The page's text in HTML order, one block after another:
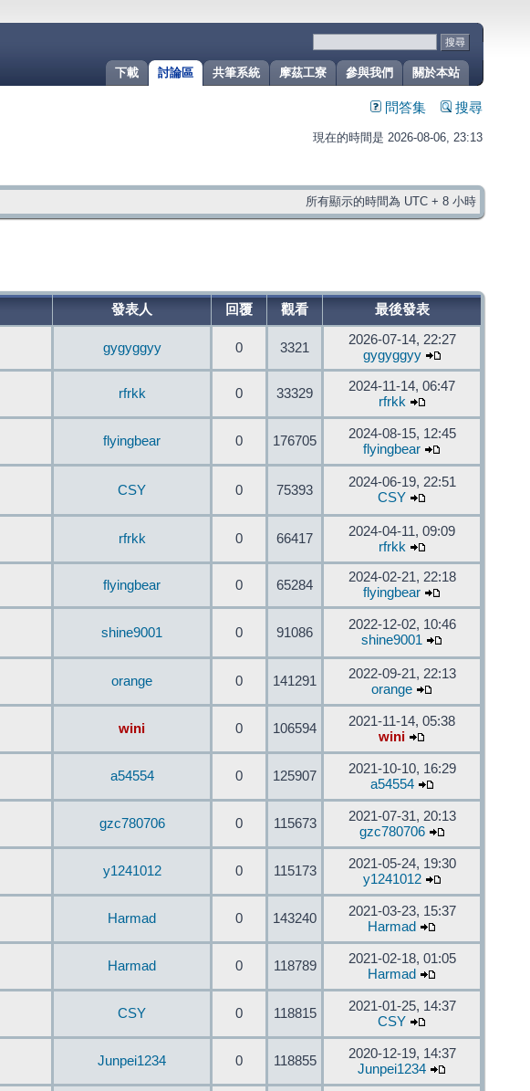
關於本站
參與我們
摩茲工寮
共筆系統
討論區
下載
問答集 搜尋
現在的時間是 2026-08-06, 23:13
所有顯示的時間為 UTC + 8 小時
發表人 回覆 觀看 最後發表
gygyggyy 0 3321
2026-07-14, 22:27
gygyggyy
rfrkk 0 33329
2024-11-14, 06:47
rfrkk
flyingbear 0 176705
2024-08-15, 12:45
flyingbear
CSY 0 75393
2024-06-19, 22:51
CSY
rfrkk 0 66417
2024-04-11, 09:09
rfrkk
flyingbear 0 65284
2024-02-21, 22:18
flyingbear
shine9001 0 91086
2022-12-02, 10:46
shine9001
orange 0 141291
2022-09-21, 22:13
orange
wini 0 106594
2021-11-14, 05:38
wini
a54554 0 125907
2021-10-10, 16:29
a54554
gzc780706 0 115673
2021-07-31, 20:13
gzc780706
y1241012 0 115173
2021-05-24, 19:30
y1241012
Harmad 0 143240
2021-03-23, 15:37
Harmad
Harmad 0 118789
2021-02-18, 01:05
Harmad
CSY 0 118815
2021-01-25, 14:37
CSY
Junpei1234 0 118855
2020-12-19, 14:37
Junpei1234